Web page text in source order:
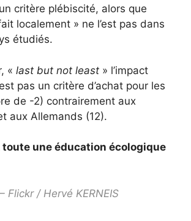
critère plébiscité, alors que
localement » ne l’est pas dans
étudiés.
« last but not least » l’impact
pas un critère d’achat pour les
de -2) contrairement aux
aux Allemands (12).
toute une éducation écologique
Flickr / Hervé KERNEIS